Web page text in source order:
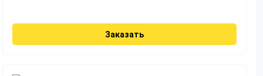
Заказать